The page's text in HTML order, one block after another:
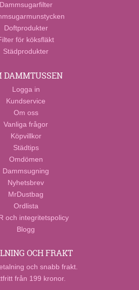
Dammsugarfilter
Doftprodukter
för köksfläkt
Städprodukter
DAMMTUSSEN
Logga in
Kundservice
Om oss
Vanliga frågor
Köpvillkor
Städtips
Omdömen
Dammsugning
Nyhetsbrev
MrDustbag
Ordlista
och integritetspolicy
Blogg
OCH FRAKT
och snabb frakt.
från 199 kronor.